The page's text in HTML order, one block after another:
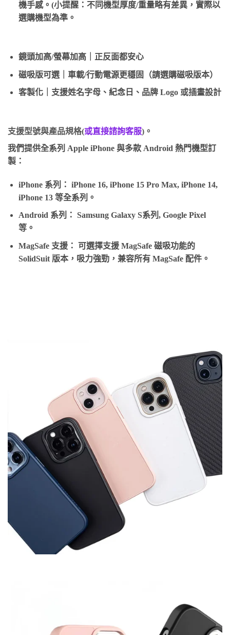
機手感。(小提醒：不同機型厚度/重量略有差異，實際以
選購機型為準。
鏡頭加高/螢幕加高｜正反面都安心
磁吸版可選｜車載/行動電源更穩固（請選購磁吸版本）
客製化｜支援姓名字母、紀念日、品牌 Logo 或插畫設計
支援型號與產品規格(或直接諮詢客服)。
我們提供全系列 Apple iPhone 與多款 Android 熱門機型訂
製：
iPhone 系列： iPhone 16, iPhone 15 Pro Max, iPhone 14,
iPhone 13 等全系列。
Android 系列： Samsung Galaxy S系列, Google Pixel
等。
MagSafe 支援：
可選擇支援 MagSafe 磁吸功能的
SolidSuit 版本，吸力強勁，兼容所有 MagSafe 配件。